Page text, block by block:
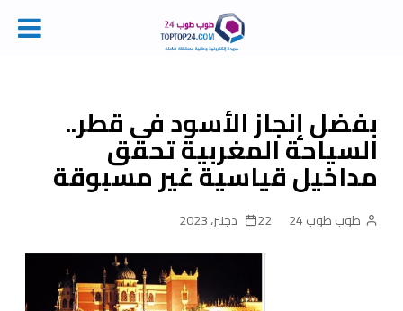
contentبفضل إنجاز الأسود في قطر..
السياحة المغربية تحقق
مداخيل قياسية غير مسبوقة
طوب طوب 24 22 دجنبر، 2023